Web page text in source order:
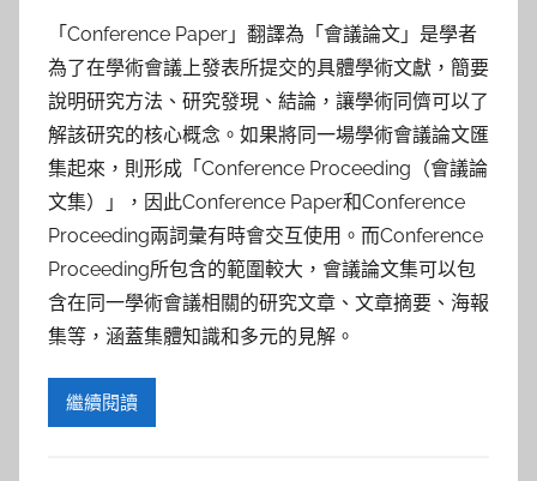
參
考
服
務
部
落
格
「Conference Paper」翻譯為「會議論文」是學者
為了在學術會議上發表所提交的具體學術文獻，簡要
說明研究方法、研究發現、結論，讓學術同儕可以了
解該研究的核心概念。如果將同一場學術會議論文匯
集起來，則形成「Conference Proceeding（會議論
文集）」，因此Conference Paper和Conference
Proceeding兩詞彙有時會交互使用。而Conference
Proceeding所包含的範圍較大，會議論文集可以包
含在同一學術會議相關的研究文章、文章摘要、海報
集等，涵蓋集體知識和多元的見解。
繼續閱讀